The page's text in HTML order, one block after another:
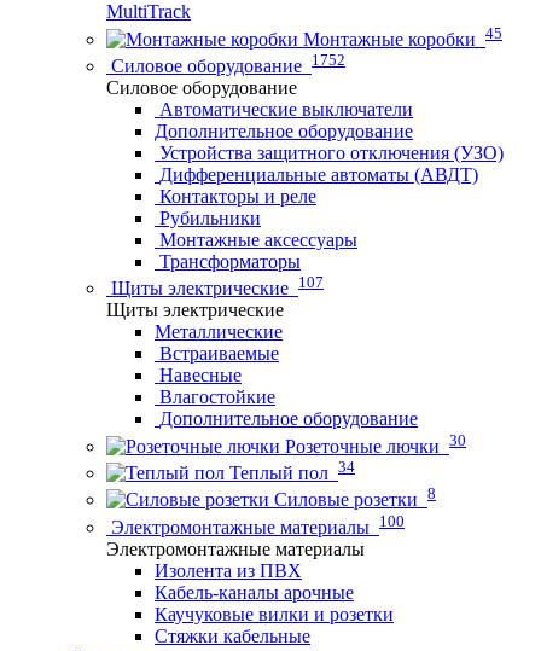
MultiTrack
Монтажные коробки 45
Силовое оборудование 1752
Силовое оборудование
Автоматические выключатели
Дополнительное оборудование
Устройства защитного отключения (УЗО)
Дифференциальные автоматы (АВДТ)
Контакторы и реле
Рубильники
Монтажные аксессуары
Трансформаторы
Щиты электрические 107
Щиты электрические
Металлические
Встраиваемые
Навесные
Влагостойкие
Дополнительное оборудование
Розеточные лючки 30
Теплый пол 34
Силовые розетки 8
Электромонтажные материалы 100
Электромонтажные материалы
Изолента из ПВХ
Кабель-каналы арочные
Каучуковые вилки и розетки
Стяжки кабельные